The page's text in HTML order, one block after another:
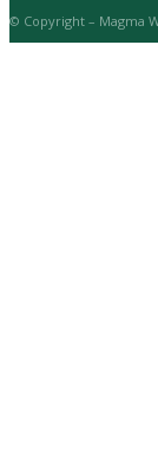
© Copyright – Magma